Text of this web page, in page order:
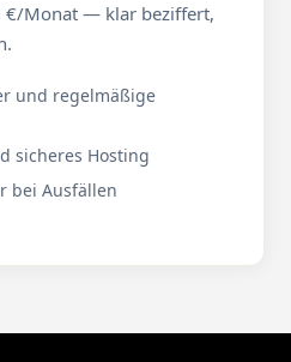
€/Monat — klar beziffert,
und regelmäßige
sicheres Hosting
bei Ausfällen